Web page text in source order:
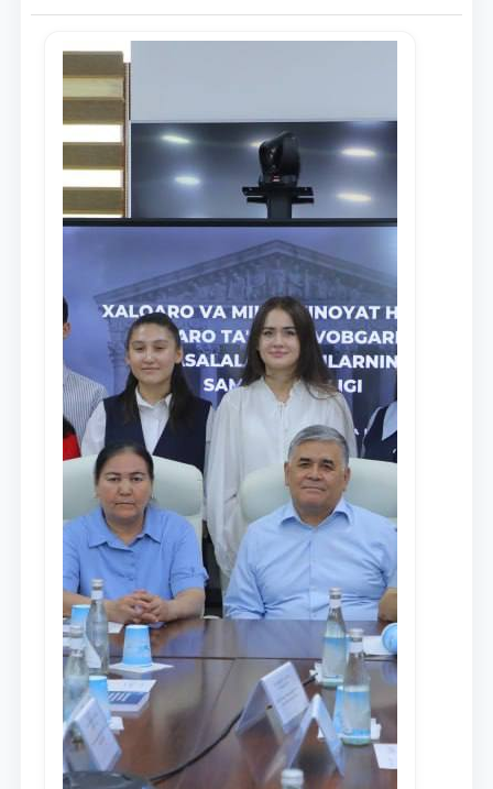
Telefon raqamingiz
Pochta
yuborish